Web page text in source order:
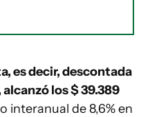
es decir, descontada
los $ 39.389
interanual de 8,6% en